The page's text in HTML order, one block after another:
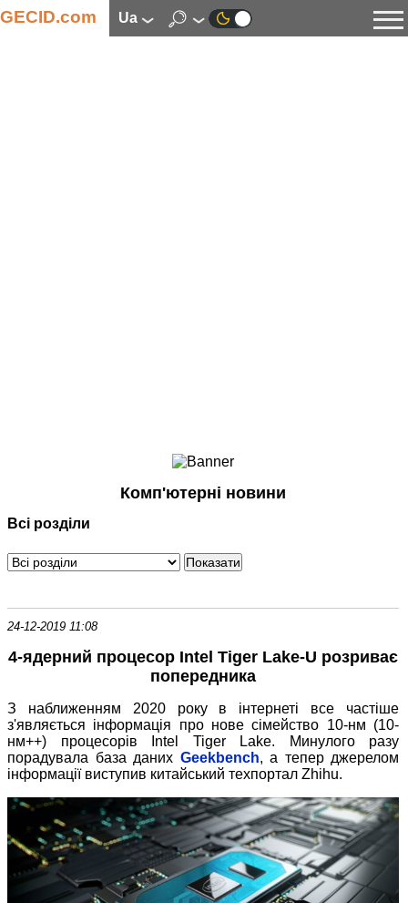
GECID.com ua
Смартфони
Периферія
Програмне забезпечення
Комп'ютерні новини
Всі розділи
24-12-2019 11:08
4-ядерний процесор Intel Tiger Lake-U розриває
попередника
З наближенням 2020 року в інтернеті все частіше
з'являється інформація про нове сімейство 10-нм (10-
нм++) процесорів Intel Tiger Lake. Минулого разу
порадувала база даних Geekbench, а тепер джерелом
інформації виступив китайський техпортал Zhihu.